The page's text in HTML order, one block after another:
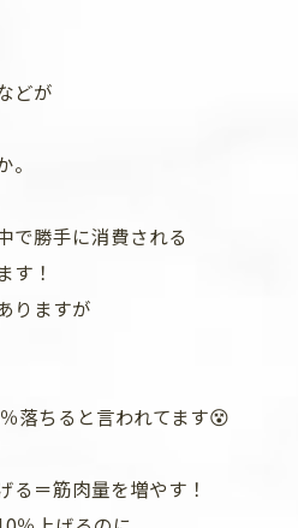
どが
で勝手に消費される
す！
りますが
落ちると言われてます😵
る＝筋肉量を増やす！